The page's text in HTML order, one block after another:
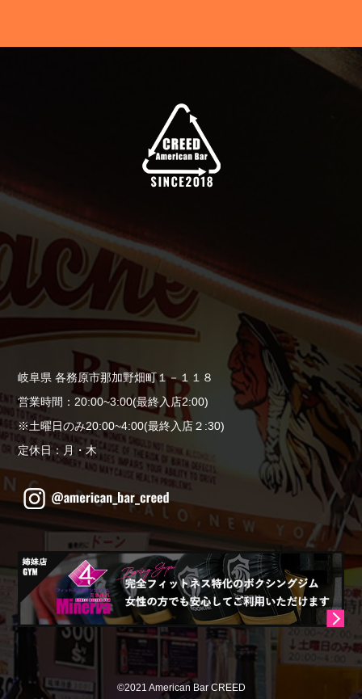
岐阜県 各務原市那加野畑町１－１１８
営業時間：20:00~3:00(最終入店2:00)
※土曜日のみ20:00~4:00(最終入店２:30)
定休日：月・木
©2021 American Bar CREED